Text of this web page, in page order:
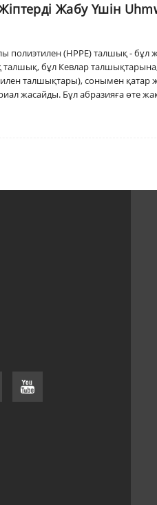
Жіптерді Жабу Үшін
полиэтилен (HPPE) талшық - бұл
бұл Кевлар талшықтарына,
талшықтары), сонымен қатар
жасайды. Бұл абразияға өте
оны оқтар мен басқа да өткір
талшық ылғал мен